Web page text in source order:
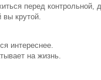
перед
крутой.
интереснее.
на жизнь.